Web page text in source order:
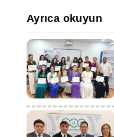
Ayrıca okuyun